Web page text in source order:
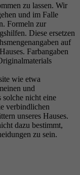
zu lassen. Wir
und im Falle
Formeln zur
Diese ersetzen
auf
Farbangaben
wie etwa
und
nicht eine
verbindlichen
unseres Hauses.
dazu bestimmt,
zu sein.
einer Schrift
Cookie
der